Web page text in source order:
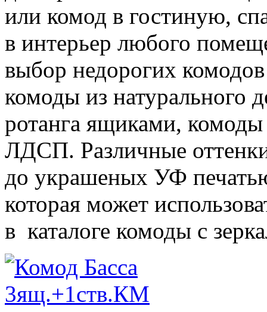
или комод в гостиную,
в интерьер любого
выбор недорогих
комоды из натурального
ротанга ящиками,
ЛДСП. Различные
до украшеных УФ
которая может
в каталоге комоды с